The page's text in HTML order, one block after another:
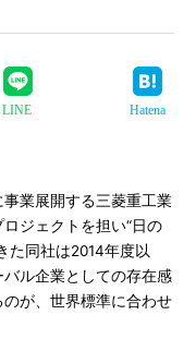
LINE Hatena
業展開する三菱重工業
ジェクトを担い“日の
た同社は2014年度以
ル企業としての存在感
が、世界標準に合わせ